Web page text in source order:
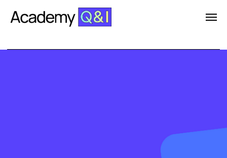
+7 (499) 404-07-65